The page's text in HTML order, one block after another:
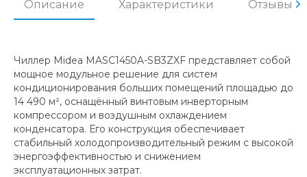
Описание Характеристики Отзывы
Чиллер Midea MASC1450A-SB3ZXF представляет собой
мощное модульное решение для систем
кондиционирования больших помещений площадью до
14 490 м², оснащённый винтовым инверторным
компрессором и воздушным охлаждением
конденсатора. Его конструкция обеспечивает
стабильный холодопроизводительный режим с высокой
энергоэффективностью и снижением
эксплуатационных затрат.